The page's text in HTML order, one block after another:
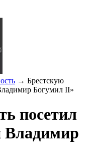
→ Брестскую
Богумил II»
посетил
Владимир